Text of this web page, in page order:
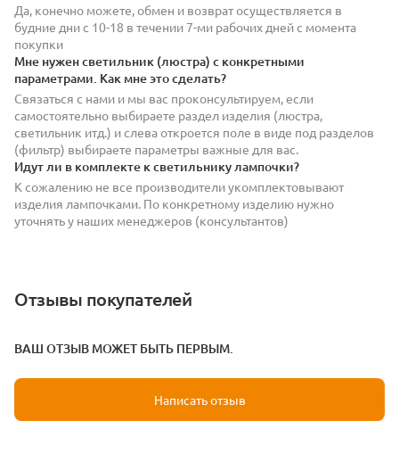
Да, конечно можете, обмен и возврат осуществляется в
будние дни с 10-18 в течении 7-ми рабочих дней с момента
покупки
Мне нужен светильник (люстра) с конкретными
параметрами. Как мне это сделать?
Связаться с нами и мы вас проконсультируем, если
самостоятельно выбираете раздел изделия (люстра,
светильник итд.) и слева откроется поле в виде под разделов
(фильтр) выбираете параметры важные для вас.
Идут ли в комплекте к светильнику лампочки?
К сожалению не все производители укомплектовывают
изделия лампочками. По конкретному изделию нужно
уточнять у наших менеджеров (консультантов)
Отзывы покупателей
ВАШ ОТЗЫВ МОЖЕТ БЫТЬ ПЕРВЫМ.
Написать отзыв